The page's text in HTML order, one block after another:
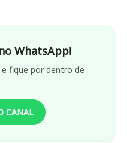
WhatsApp!
fique por dentro de
CANAL